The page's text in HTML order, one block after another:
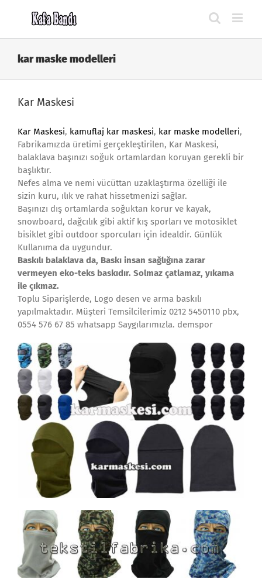
kar maske modelleri
Kar Maskesi
Kar Maskesi, kamuflaj kar maskesi, kar maske modelleri,
Fabrikamızda üretimi gerçekleştirilen, Kar Maskesi,
balaklava başınızı soğuk ortamlardan koruyan gerekli bir
başlıktır.
Nefes alma ve nemi vücüttan uzaklaştırma özelliği ile
sizin kuru, ılık ve rahat hissetmenizi sağlar.
Başınızı dış ortamlarda soğuktan korur ve kayak,
snowboard, dağcılık gibi aktif kış sporları ve motosiklet
bisiklet gibi outdoor sporcuları için idealdir. Günlük
Kullanıma da uygundur.
Baskılı balaklava da, Baskı insan sağlığına zarar
vermeyen eko-teks baskıdır. Solmaz çatlamaz, yıkama
ile çıkmaz.
Toplu Siparişlerde, Logo desen ve arma baskılı
yapılmaktadır. Müşteri Temsilcilerimiz 0212 5450110 pbx,
0554 576 67 85 whatsapp Saygılarımızla. demspor